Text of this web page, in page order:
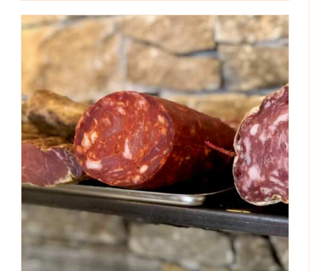
AJOUTER AU PANIER
/
DÉTAILS